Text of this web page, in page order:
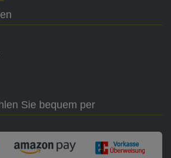
Sie bequem per